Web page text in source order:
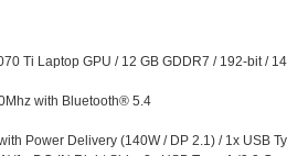
Ti Laptop GPU / 12 GB GDDR7 / 192-bit /
with Bluetooth® 5.4
Power Delivery (140W / DP 2.1) / 1x USB